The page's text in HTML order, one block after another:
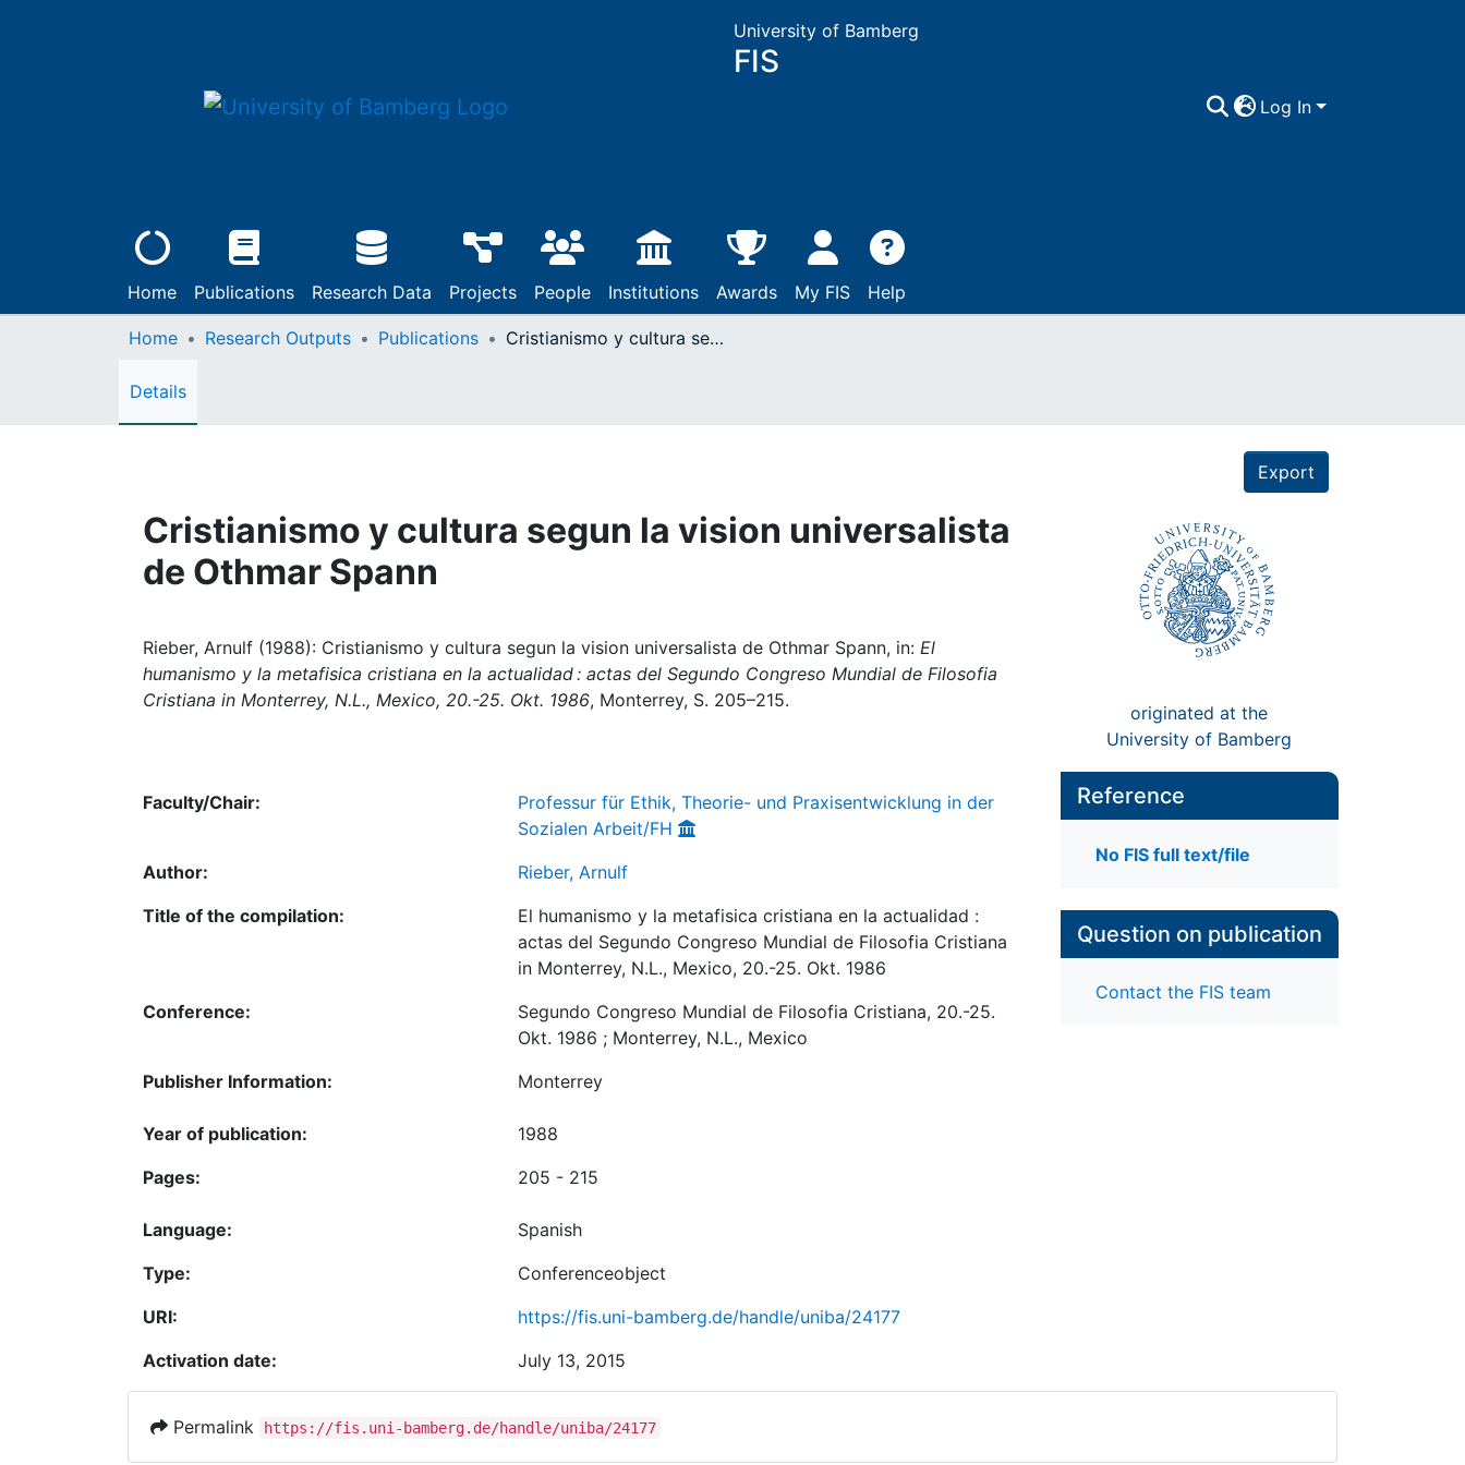
University of Bamberg
FIS
Log In
Home Publications Research Data Projects People Institutions Awards My FIS Help
Home Research Outputs Publications Cristianismo y cultura segun la vision universalista de Othmar Spann
Details
Export
Cristianismo y cultura segun la vision universalista
de Othmar Spann
Rieber, Arnulf (1988): Cristianismo y cultura segun la vision universalista de Othmar Spann, in: El
humanismo y la metafisica cristiana en la actualidad : actas del Segundo Congreso Mundial de Filosofia
Cristiana in Monterrey, N.L., Mexico, 20.-25. Okt. 1986, Monterrey, S. 205–215.
originated at the
University of Bamberg
Faculty/Chair:
Professur für Ethik, Theorie- und Praxisentwicklung in der
Sozialen Arbeit/FH
Author:
Rieber, Arnulf
Title of the compilation:
El humanismo y la metafisica cristiana en la actualidad :
actas del Segundo Congreso Mundial de Filosofia Cristiana
in Monterrey, N.L., Mexico, 20.-25. Okt. 1986
Conference:
Segundo Congreso Mundial de Filosofia Cristiana, 20.-25.
Okt. 1986 ; Monterrey, N.L., Mexico
Publisher Information:
Monterrey
Year of publication:
1988
Pages:
205 - 215
Language:
Spanish
Type:
Conferenceobject
URI:
https://fis.uni-bamberg.de/handle/uniba/24177
Activation date:
July 13, 2015
Reference
No FIS full text/file
Question on publication
Contact the FIS team
Permalink https://fis.uni-bamberg.de/handle/uniba/24177